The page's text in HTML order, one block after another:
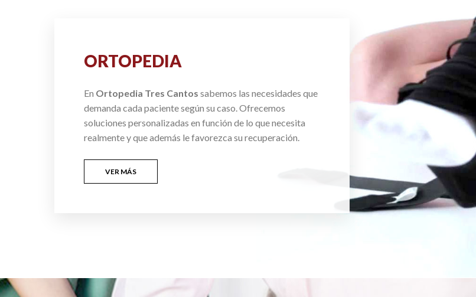
ORTOPEDIA
En Ortopedia Tres Cantos sabemos las necesidades que
demanda cada paciente según su caso. Ofrecemos
soluciones personalizadas en función de lo que necesita
realmente y que además le favorezca su recuperación.
VER MÁS